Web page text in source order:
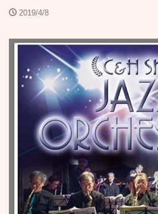
2019/4/8